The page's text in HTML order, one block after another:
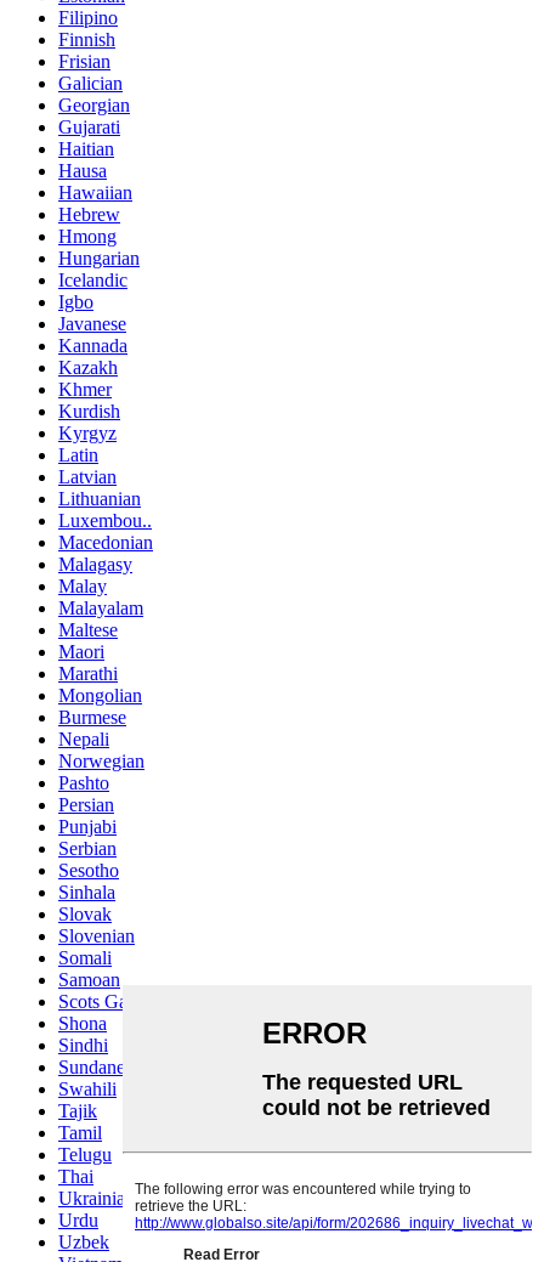
Filipino
Finnish
Frisian
Galician
Georgian
Gujarati
Haitian
Hausa
Hawaiian
Hebrew
Hmong
Hungarian
Icelandic
Igbo
Javanese
Kannada
Kazakh
Khmer
Kurdish
Kyrgyz
Latin
Latvian
Lithuanian
Luxembou..
Macedonian
Malagasy
Malay
Malayalam
Maltese
Maori
Marathi
Mongolian
Burmese
Nepali
Norwegian
Pashto
Persian
Punjabi
Serbian
Sesotho
Sinhala
Slovak
Slovenian
Somali
Samoan
Scots Gaelic
Shona
Sindhi
Sundanese
Swahili
Tajik
Tamil
Telugu
Thai
Ukrainian
Urdu
Uzbek